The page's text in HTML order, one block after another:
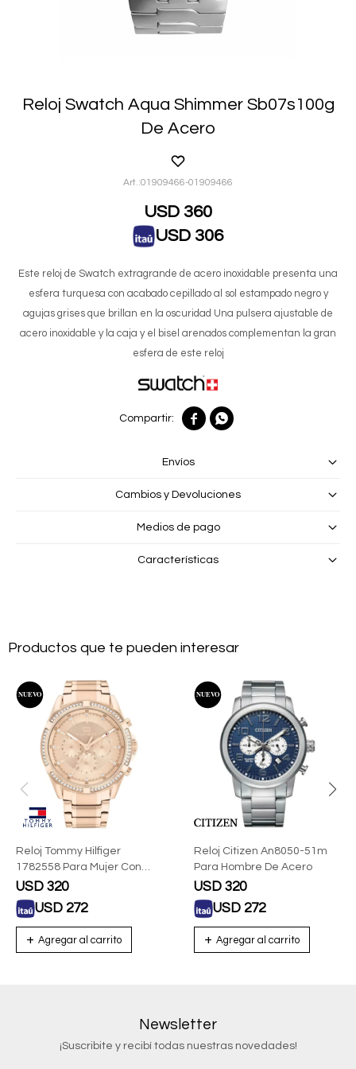
Reloj Swatch Aqua Shimmer Sb07s100g
De Acero
01909466-01909466
USD 360
USD 306
Este reloj de Swatch extragrande de acero inoxidable presenta una
esfera turquesa con acabado cepillado al sol estampado negro y
agujas grises que brillan en la oscuridad Una pulsera ajustable de
acero inoxidable y la caja y el bisel arenados complementan la gran
esfera de este reloj
 
Envíos
Cambios y Devoluciones
Medios de pago
Características
Productos que te pueden interesar
Reloj Tommy Hilfiger
1782558 Para Mujer Con
Correa De Acero
USD 320
USD 272
Reloj Citizen An8050-51m
Para Hombre De Acero
USD 320
USD 272
Newsletter
¡Suscribite y recibí todas nuestras novedades!